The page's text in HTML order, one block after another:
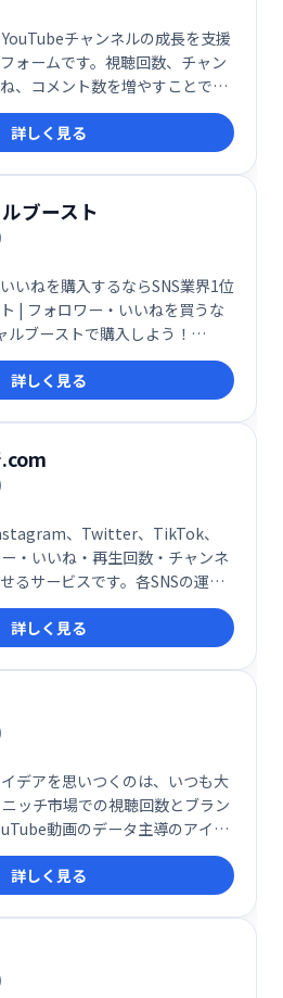
チャンネルの成長を支援
ォームです。視聴回数、チャン
、コメント数を増やすことで、
ンネルの活性化を図ります。
プラットフォームとして、多く
ています。
詳しく見る
ブースト
いねを購入するならSNS業界1位
| フォロワー・いいねを買うな
ルブーストで購入しよう！
・youtube・facebook・
Boost♪
詳しく見る
、Twitter、TikTok、
・いいね・再生回数・チャンネ
るサービスです。各SNSの運用
人様に最適なソリューションを
の向上を目指し、お気軽にご相
詳しく見る
デアを思いつくのは、いつも大
ッチ市場での視聴回数とブラン
動画のデータ主導のアイデ
てのビデオのアイデアには、競
でカバーする質問、提案された
まれています。
詳しく見る